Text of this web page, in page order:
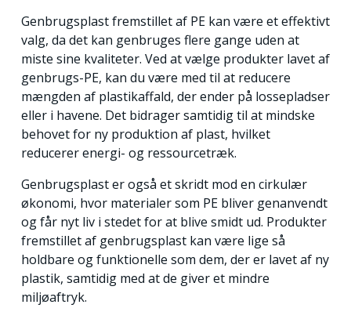
Genbrugsplast fremstillet af PE kan være et effektivt
valg, da det kan genbruges flere gange uden at
miste sine kvaliteter. Ved at vælge produkter lavet af
genbrugs-PE, kan du være med til at reducere
mængden af plastikaffald, der ender på lossepladser
eller i havene. Det bidrager samtidig til at mindske
behovet for ny produktion af plast, hvilket
reducerer energi- og ressourcetræk.
Genbrugsplast er også et skridt mod en cirkulær
økonomi, hvor materialer som PE bliver genanvendt
og får nyt liv i stedet for at blive smidt ud. Produkter
fremstillet af genbrugsplast kan være lige så
holdbare og funktionelle som dem, der er lavet af ny
plastik, samtidig med at de giver et mindre
miljøaftryk.